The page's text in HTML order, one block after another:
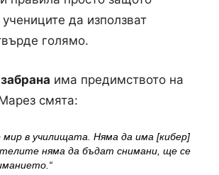
да използват
голямо.
има предимството на
смята:
мир в училищата. Няма да има [кибер]
няма да бъдат снимани, ще се